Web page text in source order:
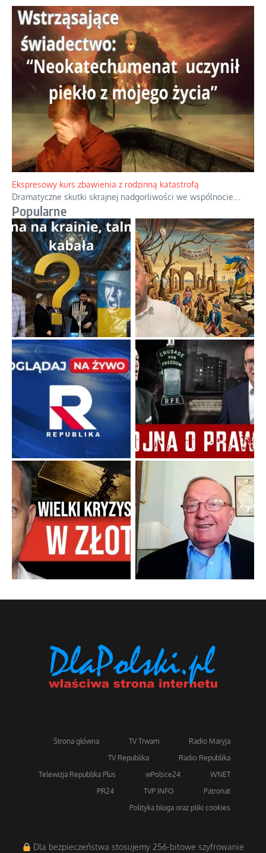
Niewygodne kulisy alpejskiego objawienia
Watykan woli skupiać się na łagodnym wizerunku Maryi,
ukrywając przed światem pełną i bardziej surową treść jej
orędzia....
Ekspresowy kurs zbawienia z rodzinną katastrofą
Dramatyczne skutki skrajnej nadgorliwości we wspólnocie.
Popularne